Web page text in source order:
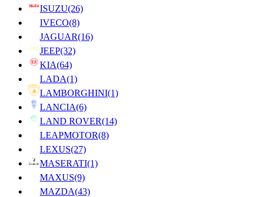
ISUZU(26)
IVECO(8)
JAGUAR(16)
JEEP(32)
KIA(64)
LADA(1)
LAMBORGHINI(1)
LANCIA(6)
LAND ROVER(14)
LEAPMOTOR(8)
LEXUS(27)
MASERATI(1)
MAXUS(9)
MAZDA(43)